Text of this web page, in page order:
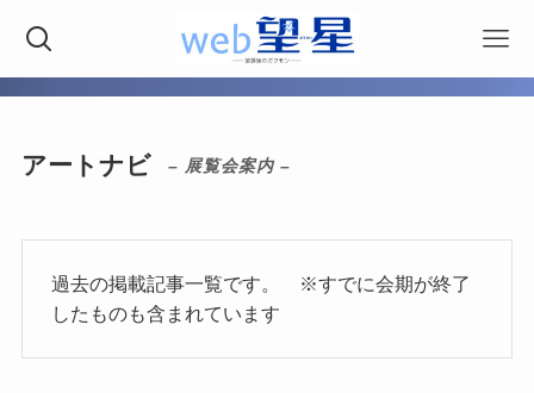
アートナビ – 展覧会案内 –
過去の掲載記事一覧です。 ※すでに会期が終了
したものも含まれています